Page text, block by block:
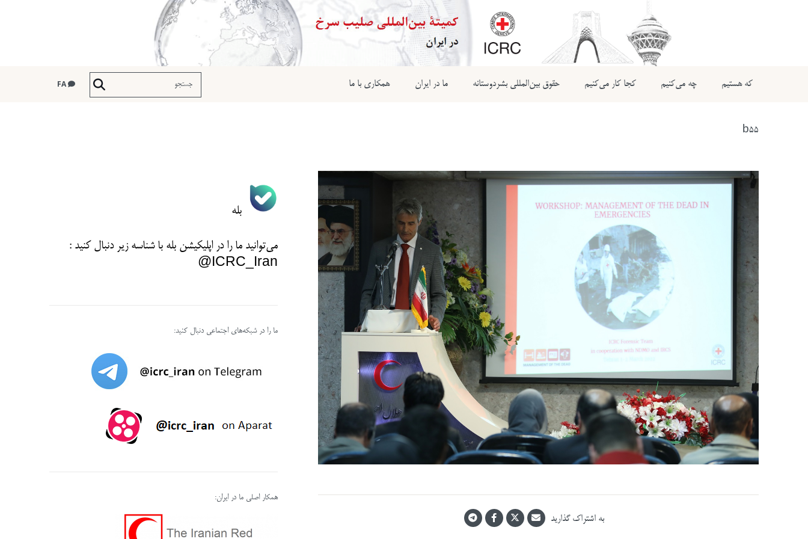
که هستیم چه می‌کنیم کجا کار می‌کنیم حقوق بین‌المللی بشردوستانه ما در ایران همکاری با ما
b55
به اشتراک گذارید
بله
می‌توانید ما را در اپلیکیشن بله با شناسه زیردنبال کنید :
ICRC_Iran@
ما را در شبکه‌های اجتماعی دنبال کنید:
همکار اصلی ما در ایران: